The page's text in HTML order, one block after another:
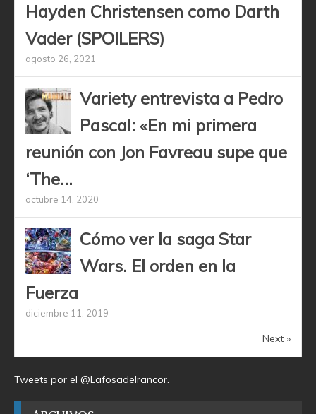
Hayden Christensen como Darth
Vader (SPOILERS)
agosto 26, 2021
Variety entrevista a Pedro
Pascal: «En mi primera
reunión con Jon Favreau supe que
‘The...
octubre 14, 2020
Cómo ver la saga Star
Wars. El orden en la
Fuerza
diciembre 11, 2019
Next »
Tweets por el @Lafosadelrancor.